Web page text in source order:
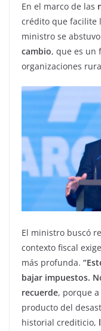
En el marco de las
crédito que facilite
ministro se
cambio, que es un
organizaciones
El ministro buscó
contexto fiscal
más profunda.
bajar impuestos.
recuerde, porque
producto del
historial crediticio,